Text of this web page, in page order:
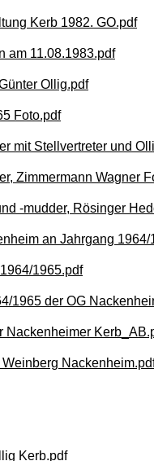
Kerb 1982. GO.pdf
am 11.08.1983.pdf
Ollig.pdf
Foto.pdf
mit Stellvertreter und
Zimmermann Wagner
-mudder, Rösinger
an Jahrgang 1964/
1965.pdf
1965 der OG
Nackenheimer
Kerb.pdf